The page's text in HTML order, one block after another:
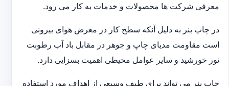
معرفی شرکت ها محصولات و خدمات به کار می رود.
در چاپ بنر به دلیل آنکه سطح کار در معرض هوای بیرونی
است مقاومت مدیای چاپ و جوهر در مقابل باد آب رطوبت
نور خورشید و سایر عوامل محیطی اهمیت بسزایی دارد.
چاپ بنر می تواند برای طیف وسیعی از اهداف مورد استفاده